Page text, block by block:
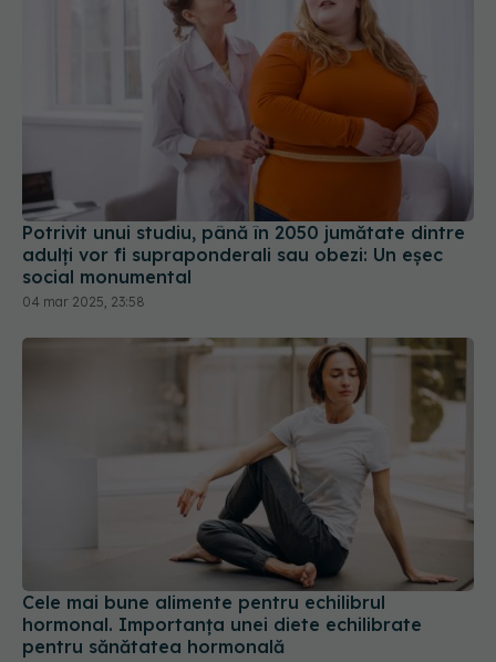
Potrivit unui studiu, până în 2050 jumătate dintre
adulți vor fi supraponderali sau obezi: Un eșec
social monumental
04 mar 2025, 23:58
Cele mai bune alimente pentru echilibrul
hormonal. Importanța unei diete echilibrate
pentru sănătatea hormonală